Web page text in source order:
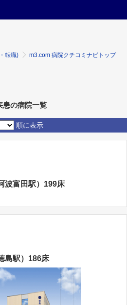
転職)
m3.com 病院クチコミナビトップ
患の病院一覧
順に表示
波富田駅）199床
島駅）186床